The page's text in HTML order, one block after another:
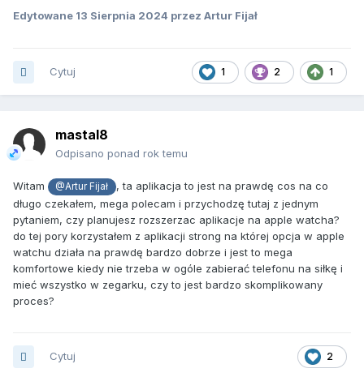
polecam każdemu kto szuka w pełni funkcjonalnego
systemu planowania i podsumowania treningowego.
dlatego chciałbym dołożyć swoje spostrzeżenia które
treningu (full screen z podsumowania treningu) Chciałbym
w ten sposób kontynuować prowadzenie swojego dziennika
że jest podobna funkcja która umożliwia udostępnienie linku
do treningu lecz osoby nie posiadające aplikacji nie będą
mogły wyświetlić zawartości.
- Fajnie było by móc zaprosić znajome osoby i przeglądać
ich treningi - funkcje społecznościowe były by mega fajnym
dodatkiem
Edytowane 13 Sierpnia 2024 przez Artur Fijał
1 2 1
Cytuj
mastal8
Odpisano ponad rok temu
Witam @Artur Fijał
, ta aplikacja to jest na prawdę cos na co
długo czekałem, mega polecam i przychodzę tutaj z jednym
pytaniem, czy planujesz rozszerzac aplikacje na apple watcha?
do tej pory korzystałem z aplikacji strong na której opcja w apple
watchu działa na prawdę bardzo dobrze i jest to mega
komfortowe kiedy nie trzeba w ogóle zabierać telefonu na siłkę i
mieć wszystko w zegarku, czy to jest bardzo skomplikowany
proces?
2
Cytuj